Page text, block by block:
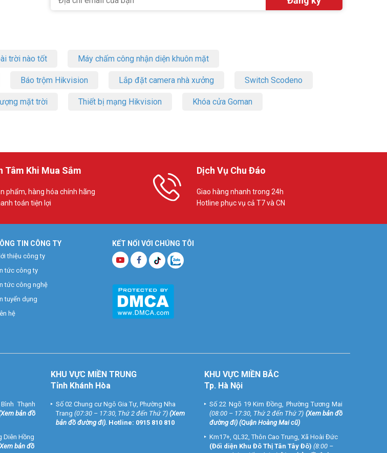
trời nào tốt Máy chấm công nhận diện khuôn mặt
Báo trộm Hikvision Lắp đặt camera nhà xưởng Switch Scodeno
mặt trời Thiết bị mạng Hikvision Khóa cửa Goman
Tâm Khi Mua Sắm
phẩm, hàng hóa chính hãng
toán tiện lợi
Dịch Vụ Chu Đáo
Giao hàng nhanh trong 24h
Hotline phục vụ cả T7 và CN
KẾT NỐI VỚI CHÚNG TÔI
TIN CÔNG TY
thiệu công ty
tức công ty
tức công nghệ
tuyển dụng
hệ
Thạnh
Xem bản đồ
Diên Hồng
Xem bản đồ
KHU VỰC MIỀN TRUNG
Tỉnh Khánh Hòa
Số 02 Chung cư Ngô Gia Tự, Phường Nha
Trang (07:30 – 17:30, Thứ 2 đến Thứ 7) (Xem
bản đồ đường đi). Hotline: 0915 810 810
KHU VỰC MIỀN BẮC
Tp. Hà Nội
Số 22 Ngõ 19 Kim Đồng, Phường Tương Mai
(08:00 – 17:30, Thứ 2 đến Thứ 7) (Xem bản đồ
đường đi) (Quận Hoàng Mai cũ)
Km17+, QL32, Thôn Cao Trung, Xã Hoài Đức
(Đối diện Khu Đô Thị Tân Tây Đô) (8:00 –